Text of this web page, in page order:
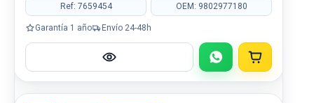
Ref: 7659454 OEM: 9802977180
Garantía 1 año Envío 24-48h